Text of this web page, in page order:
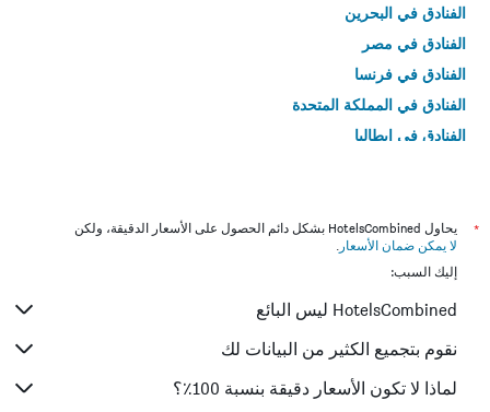
الفنادق في البحرين
الفنادق في مصر
الفنادق في فرنسا
الفنادق في المملكة المتحدة
الفنادق في إيطاليا
*
يحاول HotelsCombined بشكل دائم الحصول على الأسعار الدقيقة، ولكن
لا يمكن ضمان الأسعار .
إليك السبب:
HotelsCombined ليس البائع
نقوم بتجميع الكثير من البيانات لك
لماذا لا تكون الأسعار دقيقة بنسبة 100٪؟